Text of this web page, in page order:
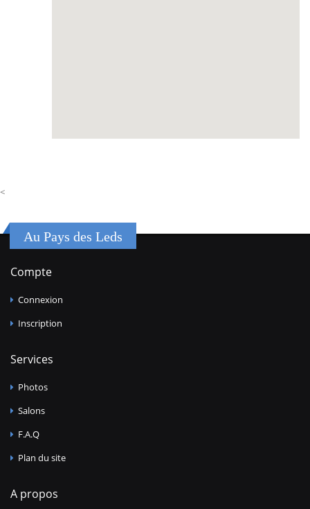
<
Au Pays des Leds
Compte
Connexion
Inscription
Services
Photos
Salons
F.A.Q
Plan du site
A propos